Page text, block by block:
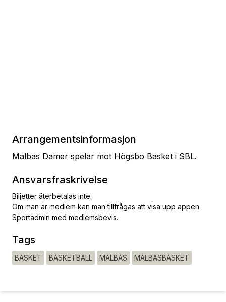
Arrangementsinformasjon
Malbas Damer spelar mot Högsbo Basket i SBL.
Ansvarsfraskrivelse
Biljetter återbetalas inte.
Om man är medlem kan man tillfrågas att visa upp appen
Sportadmin med medlemsbevis.
Tags
BASKET BASKETBALL MALBAS MALBASBASKET